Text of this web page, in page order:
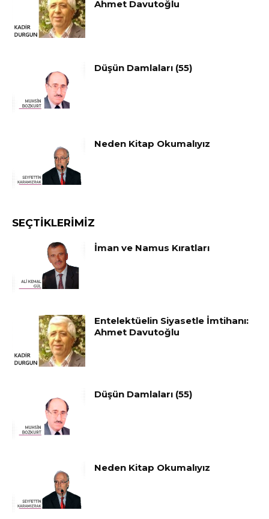
Ahmet Davutoğlu
Düşün Damlaları (55)
Neden Kitap Okumalıyız
SEÇTIKLERIMIZ
İman ve Namus Kıratları
Entelektüelin Siyasetle İmtihanı:
Ahmet Davutoğlu
Düşün Damlaları (55)
Neden Kitap Okumalıyız